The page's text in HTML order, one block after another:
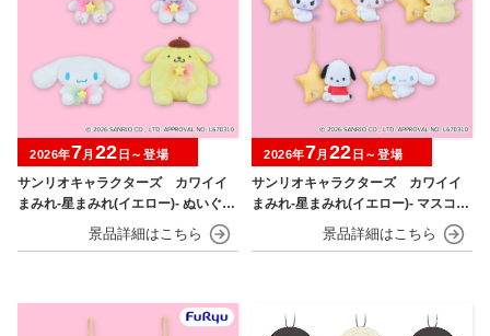
サンリオキャラクターズ カワイイ
まみれ-星まみれ(イエロー)- ぬいぐる
2026年7月 22 日～登場
サンリオキャラクターズ カワイイ
まみれ-星まみれ(イエロー)- マスコッ
2026年7月 22 日～登場